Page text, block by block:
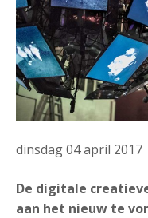
dinsdag 04 april 2017
De digitale
aan het nieuw te